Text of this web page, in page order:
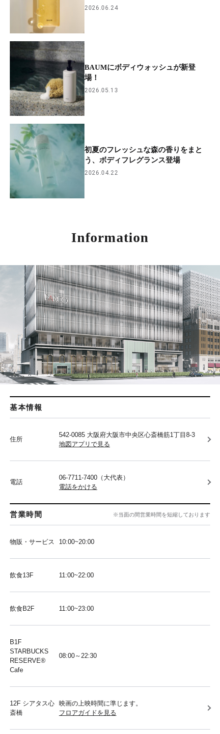
2026.06.24
BAUMにボディウォッシュが新登
場！
2026.05.13
初夏のフレッシュな森の香りをまと
う、ボディフレグランス登場
2026.04.22
Information
基本情報
住所
542-0085 大阪府大阪市中央区心斎橋筋1丁目8-3
地図アプリで見る
電話
06-7711-7400（大代表）
電話をかける
営業時間 ※当面の間営業時間を短縮しております
物販・サービス 10:00~20:00
飲食13F 11:00~22:00
飲食B2F 11:00~23:00
B1F
STARBUCKS
RESERVE®︎
Cafe
08:00～22:30
12F シアタス心
斎橋
映画の上映時間に準じます。
フロアガイドを見る